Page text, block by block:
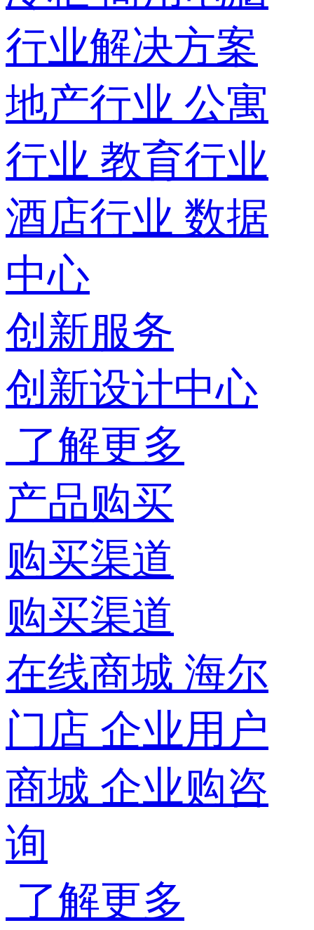
行业解决方案
地产行业 公寓
行业 教育行业
酒店行业 数据
中心
创新服务
创新设计中心
了解更多
产品购买
购买渠道
购买渠道
在线商城 海尔
门店 企业用户
商城 企业购咨
询
了解更多